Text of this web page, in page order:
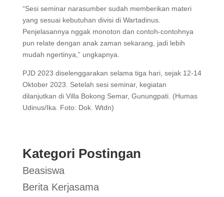
“Sesi seminar narasumber sudah memberikan materi
yang sesuai kebutuhan divisi di Wartadinus.
Penjelasannya nggak monoton dan contoh-contohnya
pun relate dengan anak zaman sekarang, jadi lebih
mudah ngertinya,” ungkapnya.
PJD 2023 diselenggarakan selama tiga hari, sejak 12-14
Oktober 2023. Setelah sesi seminar, kegiatan
dilanjutkan di Villa Bokong Semar, Gunungpati. (Humas
Udinus/Ika. Foto: Dok. Wtdn)
Kategori Postingan
Beasiswa
Berita Kerjasama